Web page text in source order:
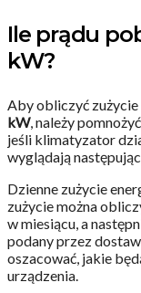
Ile prądu
kW?
Aby obliczyć
kW, należy
jeśli klimatyzator
wyglądają
Dzienne zużycie
zużycie można
w miesiącu, a
podany przez
oszacować, jakie
urządzenia.